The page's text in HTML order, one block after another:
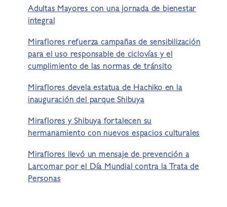
Adultas Mayores con una jornada de bienestar
integral
Miraflores refuerza campañas de sensibilización
para el uso responsable de ciclovías y el
cumplimiento de las normas de tránsito
Miraflores devela estatua de Hachiko en la
inauguración del parque Shibuya
Miraflores y Shibuya fortalecen su
hermanamiento con nuevos espacios culturales
Miraflores llevó un mensaje de prevención a
Larcomar por el Día Mundial contra la Trata de
Personas